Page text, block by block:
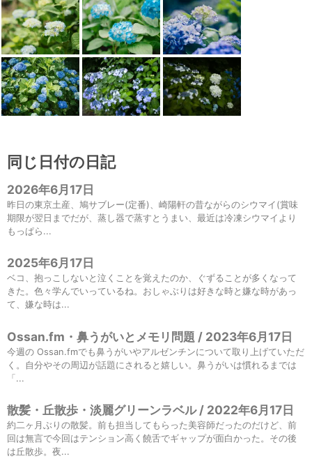
同じ日付の日記
2026年6月17日
昨日の東京土産、鳩サブレー(定番)、崎陽軒の昔ながらのシウマイ(賞味
期限が翌日までだが、蒸し器で蒸すとうまい、最近は冷凍シウマイより
もっぱら...
2025年6月17日
ベコ、抱っこしないと泣くことを覚えたのか、ぐずることが多くなって
きた。色々学んでいっているね。おしゃぶりは好きな時と嫌な時があっ
て、嫌な時は...
Ossan.fm・鼻うがいとメモリ問題 / 2023年6月17日
今週の Ossan.fmでも鼻うがいやアルゼンチンについて取り上げていただ
く。自分やその周辺が話題にされると嬉しい。鼻うがいは慣れるまでは
「...
散髪・丘散歩・淡麗グリーンラベル / 2022年6月17日
約二ヶ月ぶりの散髪。前も担当してもらった美容師だったのだけど、前
回は無言で今回はテンション高く饒舌でギャップが面白かった。その後
は丘散歩。夜...